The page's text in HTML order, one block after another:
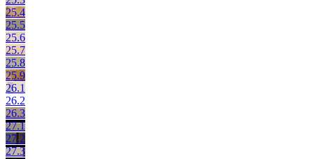
25.4
25.5
25.6
25.7
25.8
25.9
26.1
26.2
26.3
27.1
27.2
27.3